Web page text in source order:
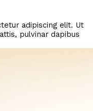
adipiscing elit. Ut
pulvinar dapibus